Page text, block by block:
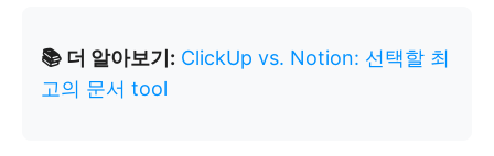
📚 더 알아보기: ClickUp vs. Notion: 선택할 최
고의 문서 tool